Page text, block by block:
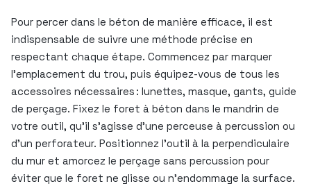
Pour percer dans le béton de manière efficace, il est
indispensable de suivre une méthode précise en
respectant chaque étape. Commencez par marquer
l’emplacement du trou, puis équipez-vous de tous les
accessoires nécessaires : lunettes, masque, gants, guide
de perçage. Fixez le foret à béton dans le mandrin de
votre outil, qu’il s’agisse d’une perceuse à percussion ou
d’un perforateur. Positionnez l’outil à la perpendiculaire
du mur et amorcez le perçage sans percussion pour
éviter que le foret ne glisse ou n’endommage la surface.